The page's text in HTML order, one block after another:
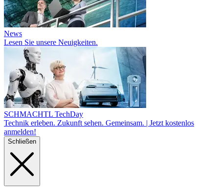
News
Lesen Sie unsere Neuigkeiten.
SCHMACHTL TechDay
Technik erleben. Zukunft sehen. Gemeinsam. | Jetzt kostenlos
anmelden!
Schließen